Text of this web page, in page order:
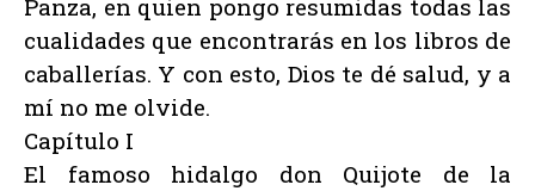
Panza, en quien pongo resumidas todas las
cualidades que encontrarás en los libros de
caballerías. Y con esto, Dios te dé salud, y a
mí no me olvide.
Capítulo I
El famoso hidalgo don Quijote de la